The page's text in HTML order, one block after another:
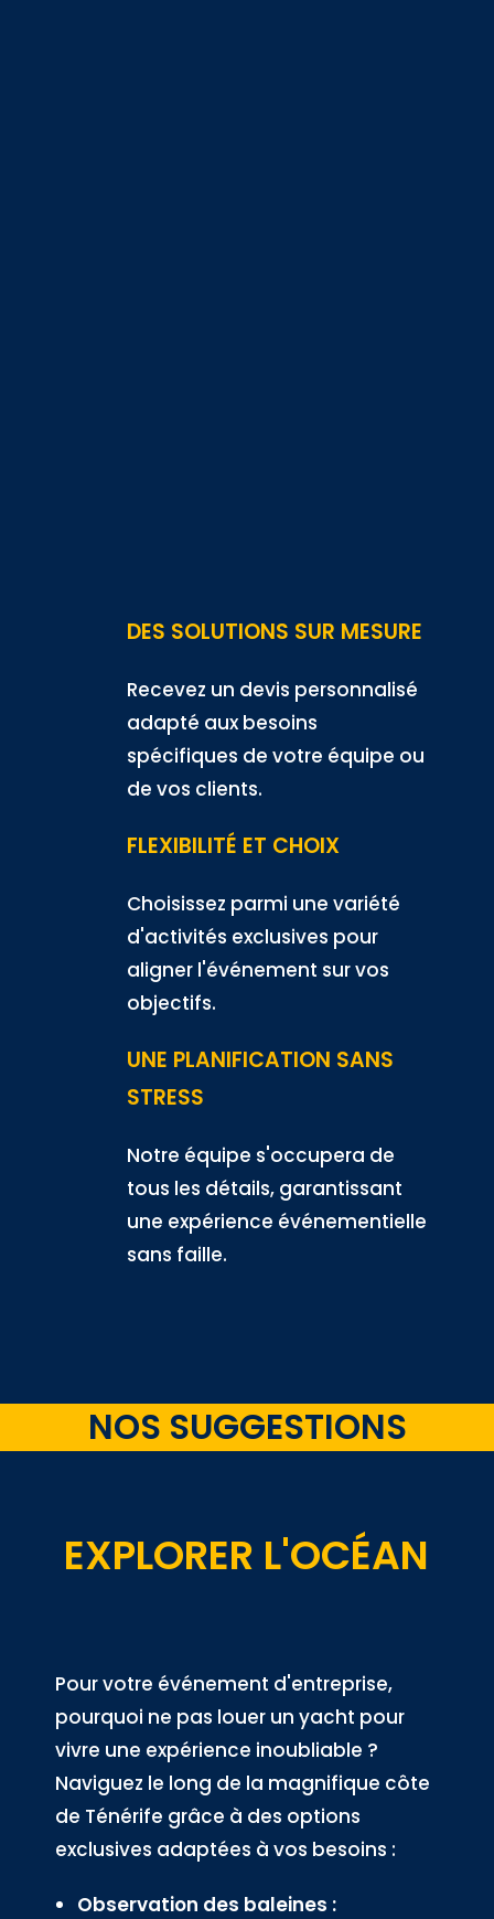
DES SOLUTIONS SUR MESURE
Recevez un devis personnalisé
adapté aux besoins
spécifiques de votre équipe ou
de vos clients.
FLEXIBILITÉ ET CHOIX
Choisissez parmi une variété
d'activités exclusives pour
aligner l'événement sur vos
objectifs.
UNE PLANIFICATION SANS
STRESS
Notre équipe s'occupera de
tous les détails, garantissant
une expérience événementielle
sans faille.
NOS SUGGESTIONS
EXPLORER L'OCÉAN
Pour votre événement d'entreprise,
pourquoi ne pas louer un yacht pour
vivre une expérience inoubliable ?
Naviguez le long de la magnifique côte
de Ténérife grâce à des options
exclusives adaptées à vos besoins :
Observation des baleines :